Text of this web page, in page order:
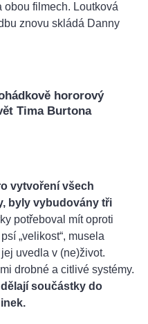
obou filmech. Loutková
znovu skládá Danny
hororový
Tima Burtona
vytvoření všech
byly vybudovány tři
potřeboval mít oproti
„velikost“, musela
uvedla v (ne)život.
drobné a citlivé systémy.
součástky do